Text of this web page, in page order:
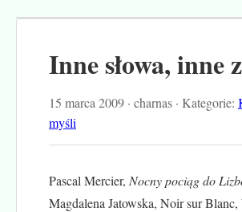
Inne słowa, inne
15 marca 2009 · charnas · Kategorie:
myśli
Pascal Mercier, Nocny pociąg do
Magdalena Jatowska, Noir sur Blanc,